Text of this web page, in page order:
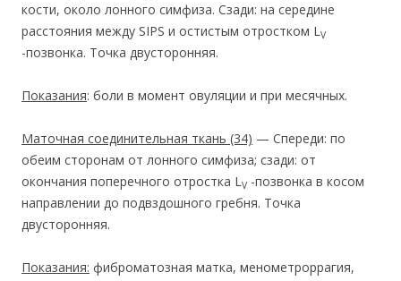
кости, около лонного симфиза. Сзади: на середине
расстояния между SIPS и остистым отростком LV
-позвонка. Точка двусторонняя.
Показания: боли в момент овуляции и при месячных.
Маточная соединительная ткань (34) — Спереди: по
обеим сторонам от лонного симфиза; сзади: от
окончания поперечного отростка LV -позвонка в косом
направлении до подвздошного гребня. Точка
двусторонняя.
Показания: фиброматозная матка, менометроррагия,